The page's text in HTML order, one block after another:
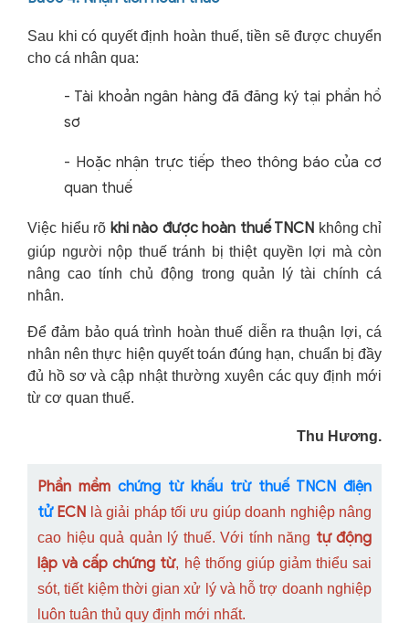
Sau khi có quyết định hoàn thuế, tiền sẽ được chuyển
cho cá nhân qua:
- Tài khoản ngân hàng đã đăng ký tại phần hồ
sơ
- Hoặc nhận trực tiếp theo thông báo của cơ
quan thuế
Việc hiểu rõ khi nào được hoàn thuế TNCN không chỉ
giúp người nộp thuế tránh bị thiệt quyền lợi mà còn
nâng cao tính chủ động trong quản lý tài chính cá
nhân.
Để đảm bảo quá trình hoàn thuế diễn ra thuận lợi, cá
nhân nên thực hiện quyết toán đúng hạn, chuẩn bị đầy
đủ hồ sơ và cập nhật thường xuyên các quy định mới
từ cơ quan thuế.
Thu Hương.
Phần mềm chứng từ khấu trừ thuế TNCN điện
tửECN là giải pháp tối ưu giúp doanh nghiệp nâng
cao hiệu quả quản lý thuế. Với tính năng tự động
lập và cấp chứng từ, hệ thống giúp giảm thiểu sai
sót, tiết kiệm thời gian xử lý và hỗ trợ doanh nghiệp
luôn tuân thủ quy định mới nhất.